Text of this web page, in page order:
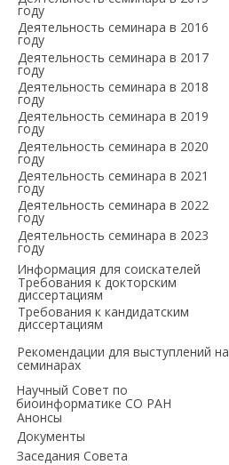
году
Деятельность семинара в 2016
году
Деятельность семинара в 2017
году
Деятельность семинара в 2018
году
Деятельность семинара в 2019
году
Деятельность семинара в 2020
году
Деятельность семинара в 2021
году
Деятельность семинара в 2022
году
Деятельность семинара в 2023
году
Информация для соискателей
Требования к докторским
диссертациям
Требования к кандидатским
диссертациям
Рекомендации для выступлений на
семинарах
Научный Совет по
биоинформатике СО РАН
Анонсы
Документы
Заседания Совета